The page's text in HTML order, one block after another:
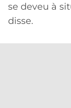
se deveu à
disse.